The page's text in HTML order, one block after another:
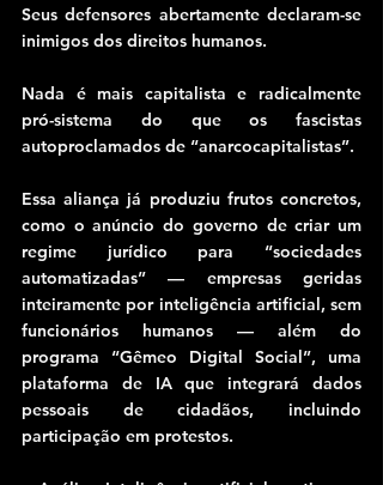
Seus defensores abertamente declaram-se
inimigos dos direitos humanos.
Nada é mais capitalista e radicalmente
pró-sistema do que os fascistas
autoproclamados de “anarcocapitalistas”.
Essa aliança já produziu frutos concretos,
como o anúncio do governo de criar um
regime jurídico para “sociedades
automatizadas” — empresas geridas
inteiramente por inteligência artificial, sem
funcionários humanos — além do
programa “Gêmeo Digital Social”, uma
plataforma de IA que integrará dados
pessoais de cidadãos, incluindo
participação em protestos.